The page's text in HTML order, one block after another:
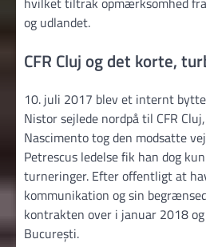
og udlandet.
CFR Cluj og det korte,
10. juli 2017 blev et internt
Nistor sejlede nordpå til CFR
Nascimento tog den modsatte
Petrescus ledelse fik han dog
turneringer. Efter offentligt at
kommunikation og sin
kontrakten over i januar 2018
București.